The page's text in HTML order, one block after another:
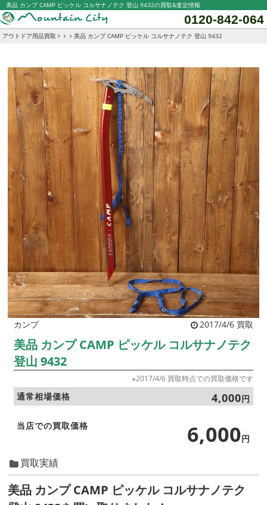
美品 カンプ CAMP ピッケル コルサナノテク 登山 9432の買取&査定情報
0120-842-064
アウトドア用品買取 美品 カンプ CAMP ピッケル コルサナノテク 登山 9432
カンプ 2017/4/6 買取
美品 カンプ CAMP ピッケル コルサナノテク
登山 9432
※2017/4/6 買取時点での買取価格です
通常相場価格 4,000円
当店での買取価格 6,000円
買取実績
美品 カンプ CAMP ピッケル コルサナノテク